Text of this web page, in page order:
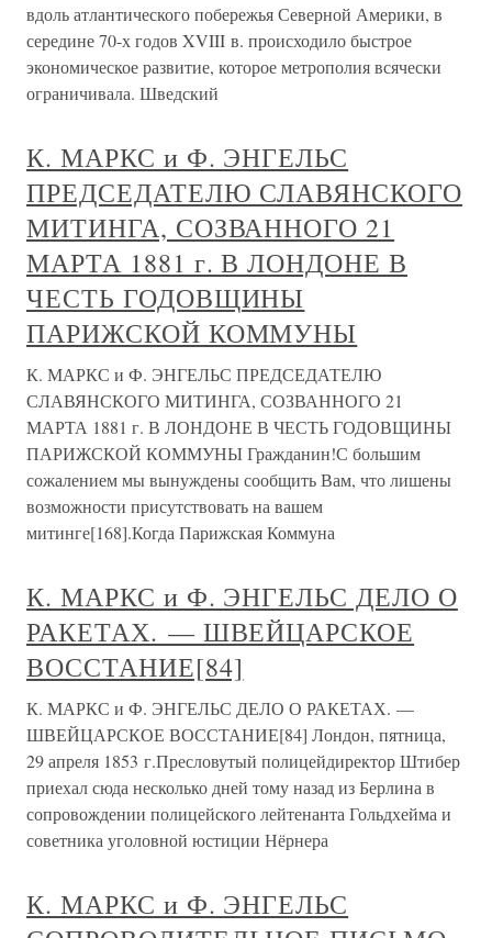
вдоль атлантического побережья Северной Америки, в
середине 70-х годов XVIII в. происходило быстрое
экономическое развитие, которое метрополия всячески
ограничивала. Шведский
К. МАРКС и Ф. ЭНГЕЛЬС
ПРЕДСЕДАТЕЛЮ СЛАВЯНСКОГО
МИТИНГА, СОЗВАННОГО 21
МАРТА 1881 г. В ЛОНДОНЕ В
ЧЕСТЬ ГОДОВЩИНЫ
ПАРИЖСКОЙ КОММУНЫ
К. МАРКС и Ф. ЭНГЕЛЬС ПРЕДСЕДАТЕЛЮ
СЛАВЯНСКОГО МИТИНГА, СОЗВАННОГО 21
МАРТА 1881 г. В ЛОНДОНЕ В ЧЕСТЬ ГОДОВЩИНЫ
ПАРИЖСКОЙ КОММУНЫ Гражданин!С большим
сожалением мы вынуждены сообщить Вам, что лишены
возможности присутствовать на вашем
митинге[168].Когда Парижская Коммуна
К. МАРКС и Ф. ЭНГЕЛЬС ДЕЛО О
РАКЕТАХ. — ШВЕЙЦАРСКОЕ
ВОССТАНИЕ[84]
К. МАРКС и Ф. ЭНГЕЛЬС ДЕЛО О РАКЕТАХ. —
ШВЕЙЦАРСКОЕ ВОССТАНИЕ[84] Лондон, пятница,
29 апреля 1853 г.Пресловутый полицейдиректор Штибер
приехал сюда несколько дней тому назад из Берлина в
сопровождении полицейского лейтенанта Гольдхейма и
советника уголовной юстиции Нёрнера
К. МАРКС и Ф. ЭНГЕЛЬС